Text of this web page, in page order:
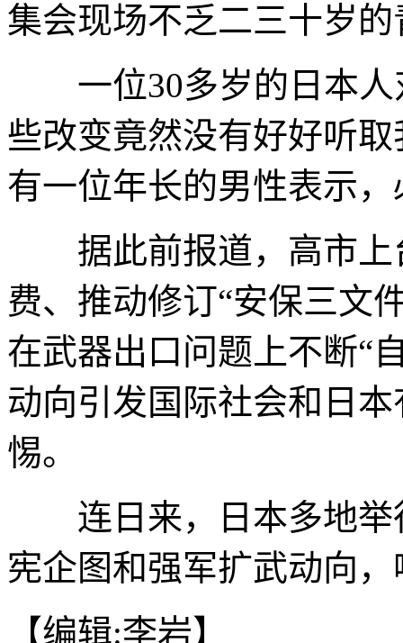
集会现场不乏二三十岁
一位30多岁的日本人
些改变竟然没有好好听
有一位年长的男性表示
据此前报道，高市上
费、推动修订“安保三文
在武器出口问题上不断“
动向引发国际社会和日
惕。
连日来，日本多地举
宪企图和强军扩武动向
【编辑:李岩】